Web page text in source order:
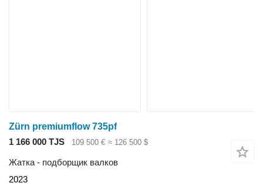
Zürn premiumflow 735pf
1 166 000 TJS
109 500 € ≈ 126 500 $
Жатка - подборщик валков
2023